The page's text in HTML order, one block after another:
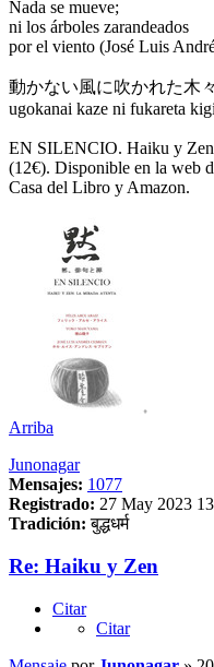
Nada se mueve;
ni los árboles zarandeados
por el viento (José Luis
動かない風に吹かれた木
ugokanai kaze ni fukareta
EN SILENCIO. Haiku y
(12€). Disponible en la web
Casa del Libro y Amazon.
Arriba
Junonagar
Mensajes: 1077
Registrado: 27 May 2023
Tradición: बुद्धधर्म
Re: Haiku y Zen
Citar
Citar